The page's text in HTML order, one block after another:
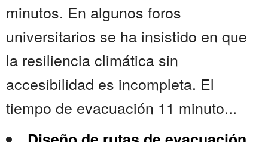
minutos. En algunos foros
universitarios se ha insistido en que
la resiliencia climática sin
accesibilidad es incompleta. El
tiempo de evacuación 11 minuto...